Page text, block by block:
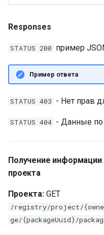
Responses
STATUS 200 пример
Пример ответа
STATUS 403 - Нет прав
STATUS 404 - Данные по
Получение
проекта
Проекта: GET
/registry/project/
ge/{packageUuid}/